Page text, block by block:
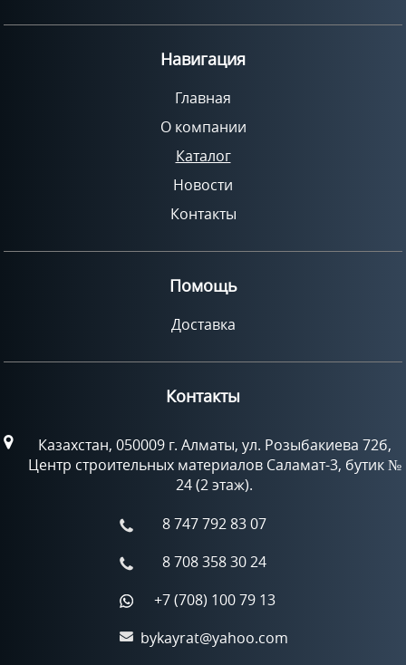
Навигация
Главная
О компании
Каталог
Новости
Контакты
Помощь
Доставка
Контакты
Казахстан, 050009 г. Алматы, ул. Розыбакиева 72б,
Центр строительных материалов Саламат-3, бутик №
24 (2 этаж).
8 747 792 83 07
8 708 358 30 24
+7 (708) 100 79 13
bykayrat@yahoo.com